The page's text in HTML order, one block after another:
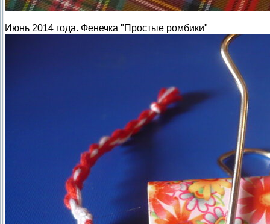
Июнь 2014 года. Фенечка "Простые ромбики"